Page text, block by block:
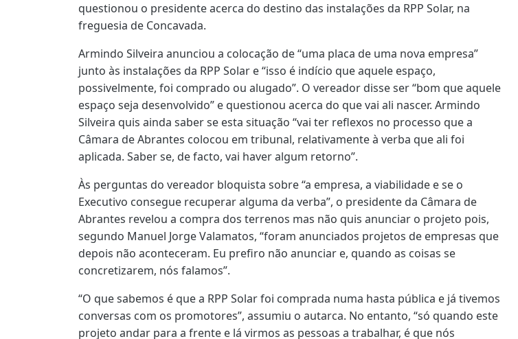
questionou o presidente acerca do destino das instalações da RPP Solar, na
freguesia de Concavada.
Armindo Silveira anunciou a colocação de “uma placa de uma nova empresa”
junto às instalações da RPP Solar e “isso é indício que aquele espaço,
possivelmente, foi comprado ou alugado”. O vereador disse ser “bom que aquele
espaço seja desenvolvido” e questionou acerca do que vai ali nascer. Armindo
Silveira quis ainda saber se esta situação “vai ter reflexos no processo que a
Câmara de Abrantes colocou em tribunal, relativamente à verba que ali foi
aplicada. Saber se, de facto, vai haver algum retorno”.
Às perguntas do vereador bloquista sobre “a empresa, a viabilidade e se o
Executivo consegue recuperar alguma da verba”, o presidente da Câmara de
Abrantes revelou a compra dos terrenos mas não quis anunciar o projeto pois,
segundo Manuel Jorge Valamatos, “foram anunciados projetos de empresas que
depois não aconteceram. Eu prefiro não anunciar e, quando as coisas se
concretizarem, nós falamos”.
“O que sabemos é que a RPP Solar foi comprada numa hasta pública e já tivemos
conversas com os promotores”, assumiu o autarca. No entanto, “só quando este
projeto andar para a frente e lá virmos as pessoas a trabalhar, é que nós